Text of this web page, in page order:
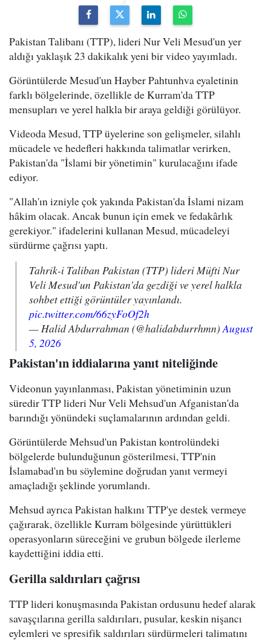
Pakistan Talibanı (TTP), lideri Nur Veli Mesud'un yer
aldığı yaklaşık 23 dakikalık yeni bir video yayımladı.
Görüntülerde Mesud'un Hayber Pahtunhva eyaletinin
farklı bölgelerinde, özellikle de Kurram'da TTP
mensupları ve yerel halkla bir araya geldiği görülüyor.
Videoda Mesud, TTP üyelerine son gelişmeler, silahlı
mücadele ve hedefleri hakkında talimatlar verirken,
Pakistan'da "İslami bir yönetimin" kurulacağını ifade
ediyor.
"Allah'ın izniyle çok yakında Pakistan'da İslami nizam
hâkim olacak. Ancak bunun için emek ve fedakârlık
gerekiyor." ifadelerini kullanan Mesud, mücadeleyi
sürdürme çağrısı yaptı.
Tahrik-i Taliban Pakistan (TTP) lideri Müfti Nur
Veli Mesud'un Pakistan'da gezdiği ve yerel halkla
sohbet ettiği görüntüler yayınlandı.
pic.twitter.com/66zyFoOf2h
— Halid Abdurrahman (@halidabdurrhmn)August
5, 2026
Pakistan'ın iddialarına yanıt niteliğinde
Videonun yayınlanması, Pakistan yönetiminin uzun
süredir TTP lideri Nur Veli Mehsud'un Afganistan'da
barındığı yönündeki suçlamalarının ardından geldi.
Görüntülerde Mehsud'un Pakistan kontrolündeki
bölgelerde bulunduğunun gösterilmesi, TTP'nin
İslamabad'ın bu söylemine doğrudan yanıt vermeyi
amaçladığı şeklinde yorumlandı.
Mehsud ayrıca Pakistan halkını TTP'ye destek vermeye
çağırarak, özellikle Kurram bölgesinde yürüttükleri
operasyonların süreceğini ve grubun bölgede ilerleme
kaydettiğini iddia etti.
Gerilla saldırıları çağrısı
TTP lideri konuşmasında Pakistan ordusunu hedef alarak
savaşçılarına gerilla saldırıları, pusular, keskin nişancı
eylemleri ve spresifik saldırıları sürdürmeleri talimatını